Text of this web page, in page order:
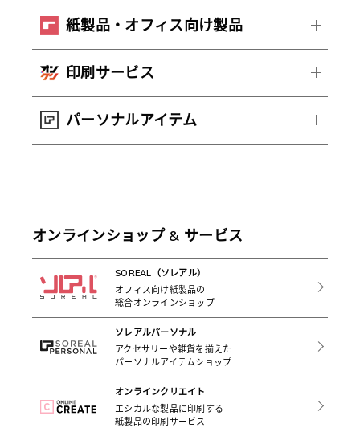
紙製品・オフィス向け製品
印刷サービス
パーソナルアイテム
オンラインショップ & サービス
SOREAL（ソレアル）
オフィス向け紙製品の
総合オンラインショップ
ソレアルパーソナル
アクセサリーや雑貨を揃えた
パーソナルアイテムショップ
オンラインクリエイト
エシカルな製品に印刷する
紙製品の印刷サービス